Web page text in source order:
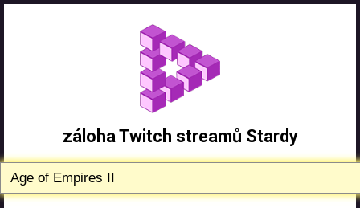
záloha Twitch streamů Stardy